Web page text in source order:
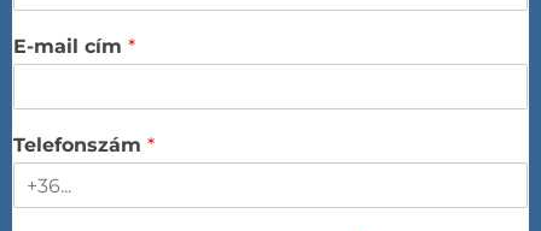
E-mail cím *
Telefonszám *